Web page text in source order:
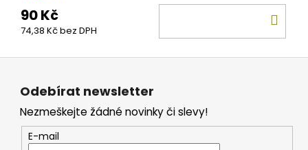
90 Kč
74,38 Kč bez DPH
Odebírat newsletter
Nezmeškejte žádné novinky či slevy!
E-mail